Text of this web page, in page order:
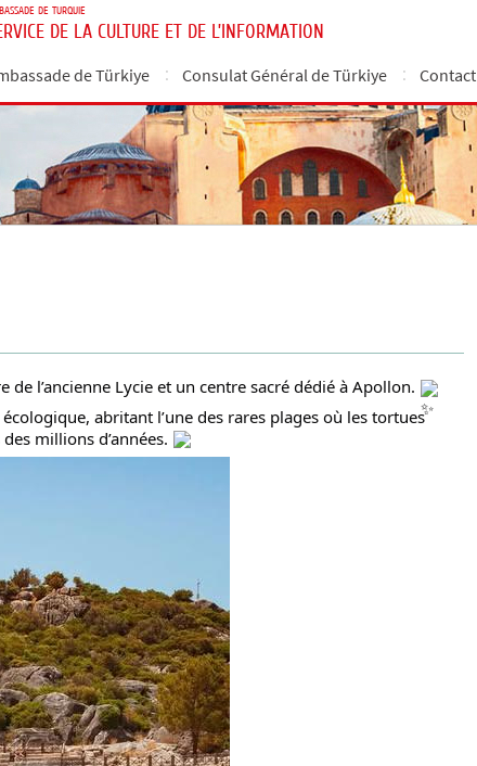
DE TURQUIE
DE LA CULTURE ET DE L’INFORMATION
de Türkiye Consulat Général de Türkiye Contact
l’ancienne Lycie et un centre sacré dédié à Apollon.
abritant l’une des rares plages où les tortues
millions d’années.